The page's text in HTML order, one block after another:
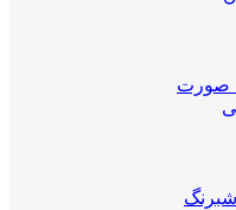
صورت
شبرنگ